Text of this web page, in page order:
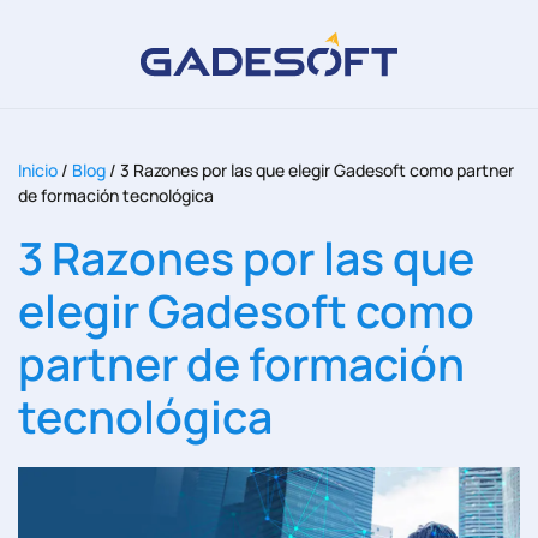
Inicio / Blog / 3 Razones por las que elegir Gadesoft como partner
de formación tecnológica
3 Razones por las que
elegir Gadesoft como
partner de formación
tecnológica